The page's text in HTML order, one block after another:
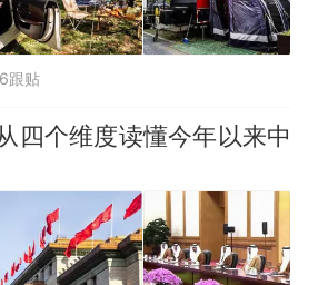
跟贴
四个维度读懂今年以来中